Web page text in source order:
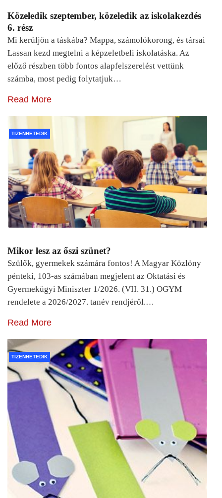
Közeledik szeptember, közeledik az iskolakezdés
6. rész
Mi kerüljön a táskába? Mappa, számolókorong, és társai
Lassan kezd megtelni a képzeletbeli iskolatáska. Az
előző részben több fontos alapfelszerelést vettünk
számba, most pedig folytatjuk…
Read More
TIZENHETEDIK
Mikor lesz az őszi szünet?
Szülők, gyermekek számára fontos! A Magyar Közlöny
pénteki, 103-as számában megjelent az Oktatási és
Gyermekügyi Miniszter 1/2026. (VII. 31.) OGYM
rendelete a 2026/2027. tanév rendjéről.…
Read More
TIZENHETEDIK